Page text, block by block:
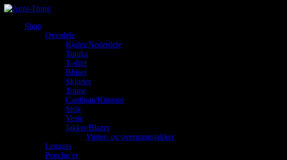
Shop
Overdele
Kjoler/Nederdele
Tunika
T-shirt
Bluser
Skjorter
Toppe
Cardigan/Kimono
Strik
Veste
Jakker/Blazer
Vinter- og overgangsjakker
Leggins
Poncho’er